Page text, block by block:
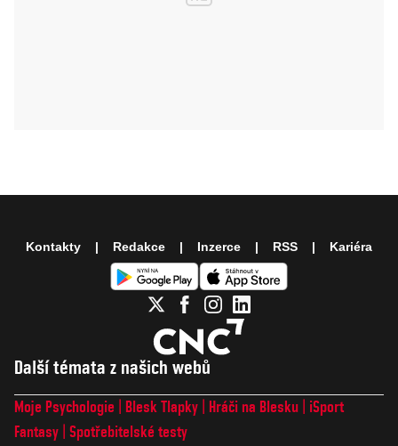
Další témata z našich webů
Moje Psychologie Blesk Tlapky Hráči na Blesku
iSport
Fantasy Spotřebitelské testy
Kontakty Redakce Inzerce RSS Kariéra